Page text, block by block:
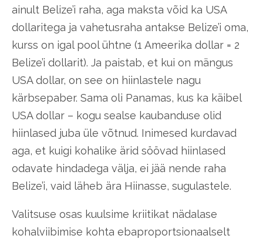
ainult Belize’i raha, aga maksta võid ka USA
dollaritega ja vahetusraha antakse Belize’i oma,
kurss on igal pool ühtne (1 Ameerika dollar = 2
Belize’i dollarit). Ja paistab, et kui on mängus
USA dollar, on see on hiinlastele nagu
kärbsepaber. Sama oli Panamas, kus ka käibel
USA dollar – kogu sealse kaubanduse olid
hiinlased juba üle võtnud. Inimesed kurdavad
aga, et kuigi kohalike ärid söövad hiinlased
odavate hindadega välja, ei jää nende raha
Belize’i, vaid läheb ära Hiinasse, sugulastele.
Valitsuse osas kuulsime kriitikat nädalase
kohalviibimise kohta ebaproportsionaalselt